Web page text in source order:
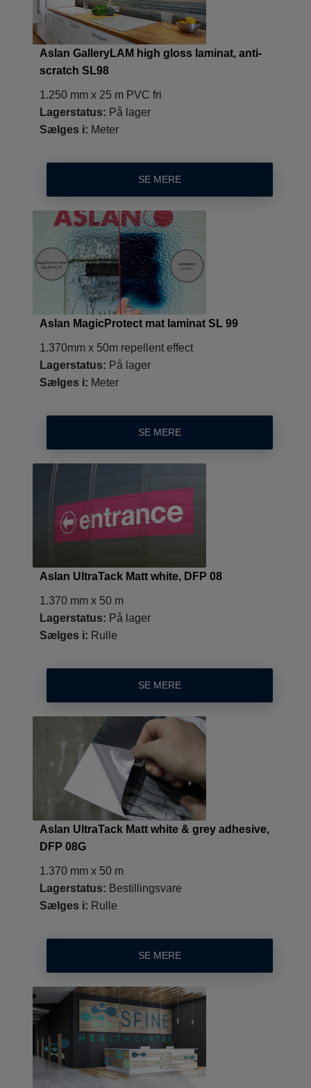
Aslan GalleryLAM high gloss laminat, anti-
scratch SL98
1.250 mm x 25 m PVC fri
Lagerstatus: På lager
Sælges i: Meter
SE MERE
Aslan MagicProtect mat laminat SL 99
1.370mm x 50m repellent effect
Lagerstatus: På lager
Sælges i: Meter
SE MERE
Aslan UltraTack Matt white, DFP 08
1.370 mm x 50 m
Lagerstatus: På lager
Sælges i: Rulle
SE MERE
Aslan UltraTack Matt white & grey adhesive,
DFP 08G
1.370 mm x 50 m
Lagerstatus: Bestillingsvare
Sælges i: Rulle
SE MERE